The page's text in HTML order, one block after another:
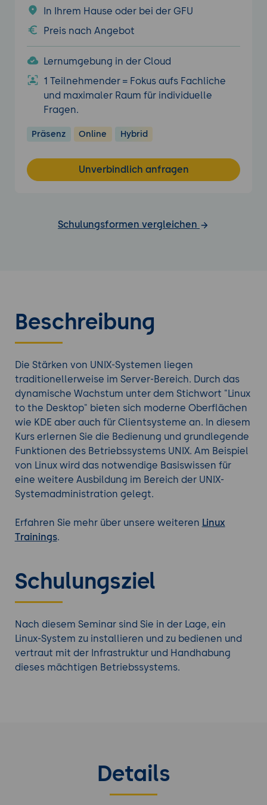
In Ihrem Hause oder bei der GFU
Preis nach Angebot
Lernumgebung in der Cloud
1 Teilnehmender = Fokus aufs Fachliche
und maximaler Raum für individuelle
Fragen.
Präsenz Online Hybrid
Unverbindlich anfragen
Schulungsformen vergleichen
Beschreibung
Die Stärken von UNIX-Systemen liegen
traditionellerweise im Server-Bereich. Durch das
dynamische Wachstum unter dem Stichwort "Linux
to the Desktop" bieten sich moderne Oberflächen
wie KDE aber auch für Clientsysteme an. In diesem
Kurs erlernen Sie die Bedienung und grundlegende
Funktionen des Betriebssystems UNIX. Am Beispiel
von Linux wird das notwendige Basiswissen für
eine weitere Ausbildung im Bereich der UNIX-
Systemadministration gelegt.
Erfahren Sie mehr über unsere weiteren Linux
Trainings.
Schulungsziel
Nach diesem Seminar sind Sie in der Lage, ein
Linux-System zu installieren und zu bedienen und
vertraut mit der Infrastruktur und Handhabung
dieses mächtigen Betriebssystems.
Details